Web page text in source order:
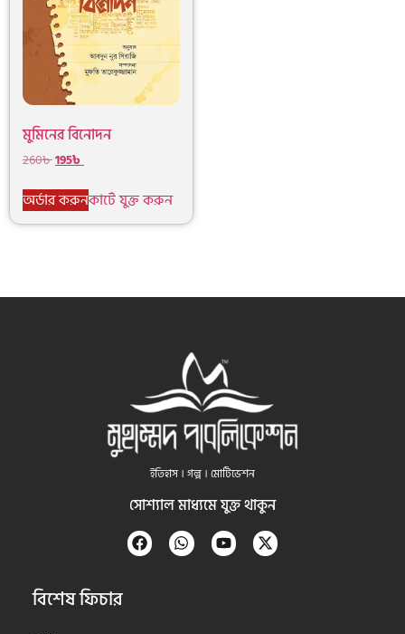
মুমিনের বিনোদন
260৳195৳
অর্ডার করুনকার্টে যুক্ত করুন
ইতিহাস । গল্প । মোটিভেশন
সোশ্যাল মাধ্যমে যুক্ত থাকুন
বিশেষ ফিচার